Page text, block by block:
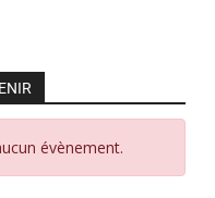
évènement.